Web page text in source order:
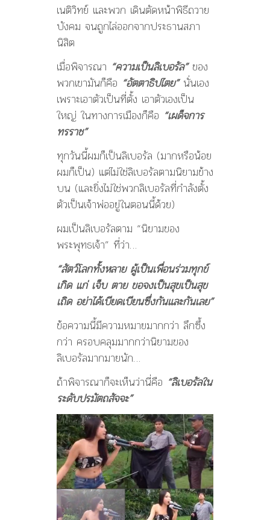
เนติวิทย์ และพวก เดินตัดหน้าพิธีถวาย
บังคม จนถูกไล่ออกจากประธานสภา
นิสิต
เมื่อพิจารณา “ความเป็นลิเบอรัล” ของ
พวกเขามันก็คือ “อัตตาธิปไตย”นั่นเอง
เพราะเอาตัวเป็นที่ตั้ง เอาตัวเองเป็น
ใหญ่ ในทางการเมืองก็คือ “เผด็จการ
ทรราช”
ทุกวันนี้ผมก็เป็นลิเบอรัล (มากหรือน้อย
ผมก็เป็น) แต่ไม่ใช่ลิเบอรัลตามนิยามข้าง
บน (และยิ่งไม่ใช่พวกลิเบอรัลที่กำลังตั้ง
ตัวเป็นเจ้าพ่ออยู่ในตอนนี้ด้วย)
ผมเป็นลิเบอรัลตาม “นิยามของ
พระพุทธเจ้า” ที่ว่า…
“สัตว์โลกทั้งหลาย ผู้เป็นเพื่อนร่วมทุกข์
เกิด แก่ เจ็บ ตาย ขอจงเป็นสุขเป็นสุข
เถิด อย่าได้เบียดเบียนซึ่งกันและกันเลย”
ข้อความนี้มีความหมายมากกว่า ลึกซึ้ง
กว่า ครอบคลุมมากกว่านิยามของ
ลิเบอรัลมากมายนัก…
ถ้าพิจารณาก็จะเห็นว่านี่คือ “ลิเบอรัลใน
ระดับปรมัตถสัจจะ”